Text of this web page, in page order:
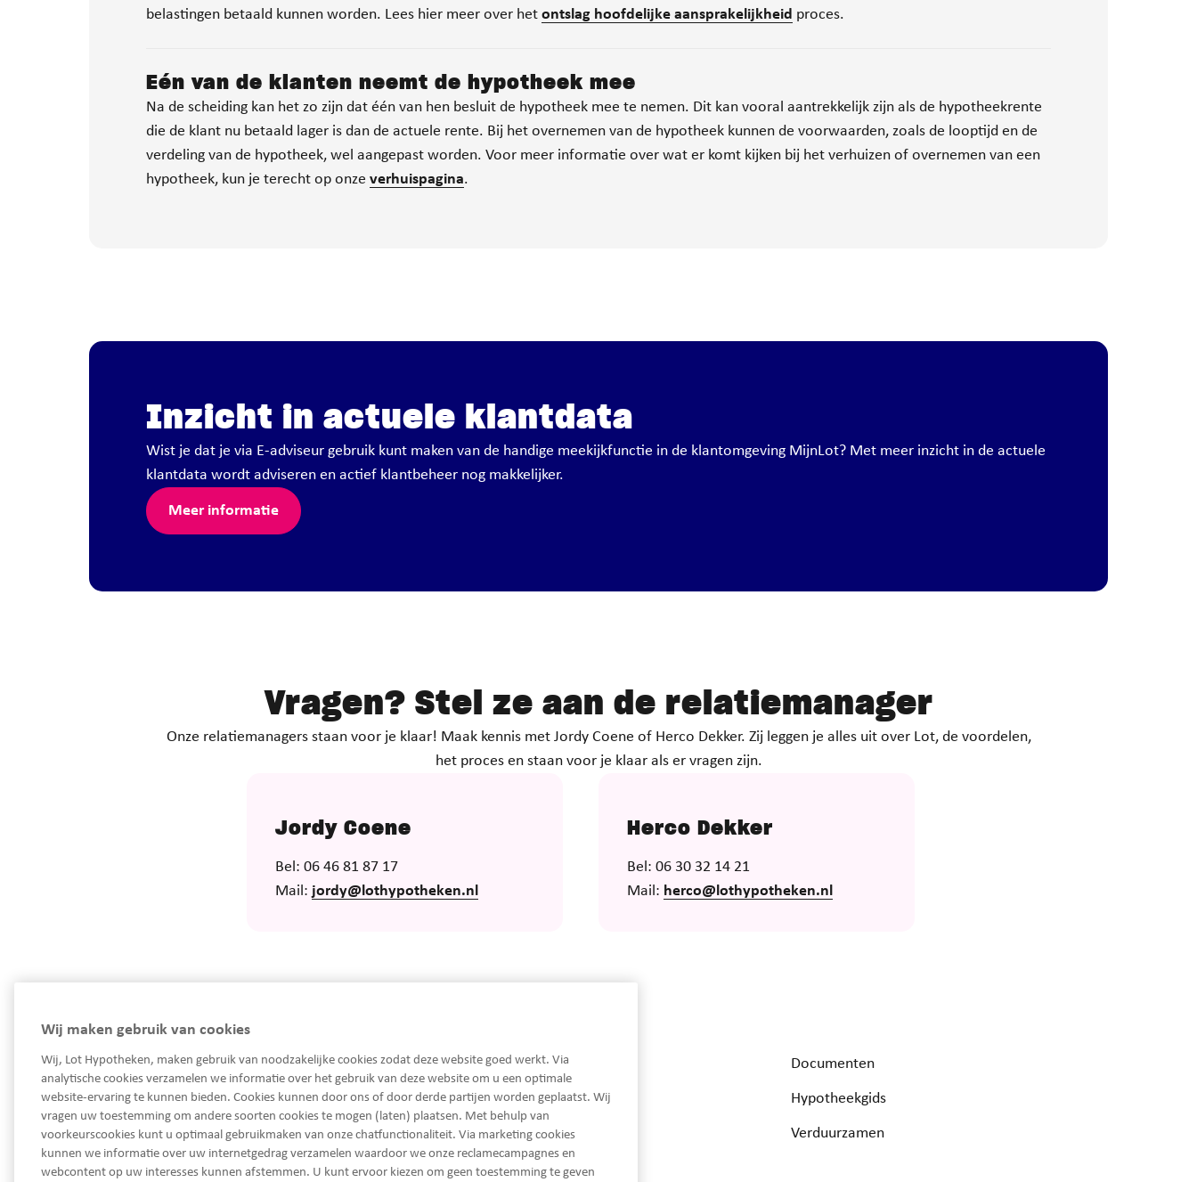
belastingen betaald kunnen worden. Lees hier meer over het ontslag hoofdelijke aansprakelijkheid proces.
Eén van de klanten neemt de hypotheek mee
Na de scheiding kan het zo zijn dat één van hen besluit de hypotheek mee te nemen. Dit kan vooral aantrekkelijk zijn als de hypotheekrente
die de klant nu betaald lager is dan de actuele rente. Bij het overnemen van de hypotheek kunnen de voorwaarden, zoals de looptijd en de
verdeling van de hypotheek, wel aangepast worden. Voor meer informatie over wat er komt kijken bij het verhuizen of overnemen van een
hypotheek, kun je terecht op onze verhuispagina.
Inzicht in actuele klantdata
Wist je dat je via E-adviseur gebruik kunt maken van de handige meekijkfunctie in de klantomgeving MijnLot? Met meer inzicht in de actuele
klantdata wordt adviseren en actief klantbeheer nog makkelijker.
Meer informatie
Vragen? Stel ze aan de relatiemanager
Onze relatiemanagers staan voor je klaar! Maak kennis met Jordy Coene of Herco Dekker. Zij leggen je alles uit over Lot, de voordelen,
het proces en staan voor je klaar als er vragen zijn.
Jordy Coene
Bel: 06 46 81 87 17
Mail: jordy@lothypotheken.nl
Herco Dekker
Bel: 06 30 32 14 21
Mail: herco@lothypotheken.nl
service@lothypotheken.nl
Telefoon
Hypotheken Documenten
Hypotheekrentes Hypotheekgids
Beheer Verduurzamen
Nieuws
Wij maken gebruik van cookies
Wij, Lot Hypotheken, maken gebruik van noodzakelijke cookies zodat deze website goed werkt. Via
analytische cookies verzamelen we informatie over het gebruik van deze website om u een optimale
website-ervaring te kunnen bieden. Cookies kunnen door ons of door derde partijen worden geplaatst. Wij
vragen uw toestemming om andere soorten cookies te mogen (laten) plaatsen. Met behulp van
voorkeurscookies kunt u optimaal gebruikmaken van onze chatfunctionaliteit. Via marketing cookies
kunnen we informatie over uw internetgedrag verzamelen waardoor we onze reclamecampagnes en
webcontent op uw interesses kunnen afstemmen. U kunt ervoor kiezen om geen toestemming te geven